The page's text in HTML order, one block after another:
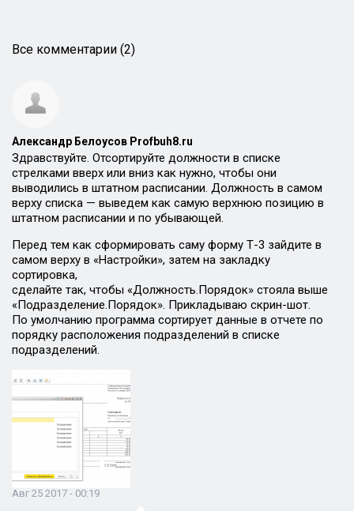
Все комментарии (2)
Александр Белоусов Profbuh8.ru
Здравствуйте. Отсортируйте должности в списке
стрелками вверх или вниз как нужно, чтобы они
выводились в штатном расписании. Должность в самом
верху списка — выведем как самую верхнюю позицию в
штатном расписании и по убывающей.
Перед тем как сформировать саму форму Т-3 зайдите в
самом верху в «Настройки», затем на закладку
сортировка,
сделайте так, чтобы «Должность.Порядок» стояла выше
«Подразделение.Порядок». Прикладываю скрин-шот.
По умолчанию программа сортирует данные в отчете по
порядку расположения подразделений в списке
подразделений.
Авг 25 2017 - 00:19